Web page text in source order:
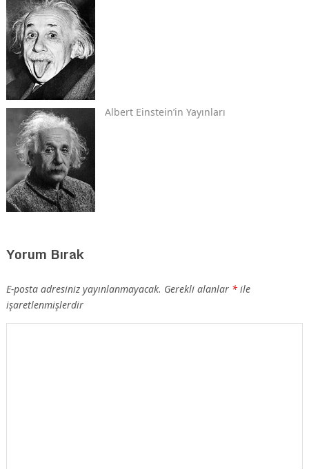
Albert Einstein’in Yayınları
Yorum Bırak
E-posta adresiniz yayınlanmayacak. Gerekli alanlar *ile
işaretlenmişlerdir